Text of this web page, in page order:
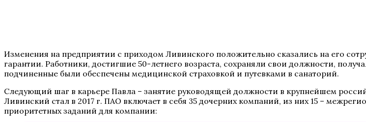
Изменения на предприятии с приходом Ливинского положительно сказались на его
гарантии. Работники, достигшие 50-летнего возраста, сохраняли свои должности,
подчиненные были обеспечены медицинской страховкой и путевками в санаторий.
Следующий шаг в карьере Павла – занятие руководящей должности в крупнейшем
Ливинский стал в 2017 г. ПАО включает в себя 35 дочерних компаний, из них 15 –
приоритетных заданий для компании: